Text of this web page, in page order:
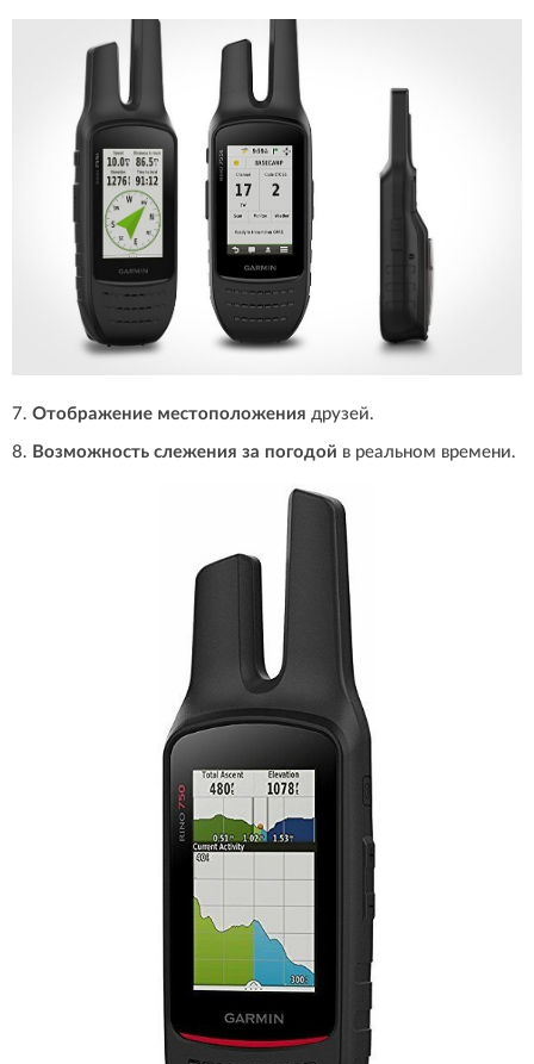
7. Отображение местоположения друзей.
8. Возможность слежения за погодой в реальном времени.